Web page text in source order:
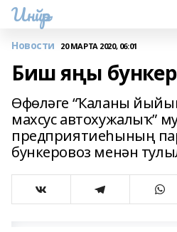
Инйәр
Новости 20 МАРТА 2020, 06:01
Биш яңы
Өфөләге “Ҡаланы
махсус автохужалыҡ”
предприятиеһының
бункеровоз менән